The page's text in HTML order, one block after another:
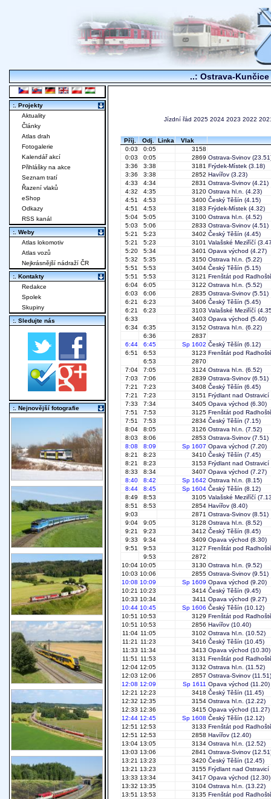
..: Ostrava-
Jízdní řád 2025 2024 2023 2022
Příj. Odj. Linka
Vlak
0:03
0:05
3158
0:03
0:05 2869 Ostrava-Svinov
3:36
3:38 3181 Frýdek-Místek (3.18)
3:36
3:38 2852 Havířov (3.23)
4:33
4:34 2831 Ostrava-Svinov (4.21)
4:32
4:35 3120 Ostrava hl.n. (4.23)
4:51
4:53 3400 Český Těšín (4.15)
4:51
4:53 3183 Frýdek-Místek (4.32)
5:04
5:05 3100 Ostrava hl.n. (4.52)
5:03
5:06 2833 Ostrava-Svinov (4.51)
5:21
5:23 3402 Český Těšín (4.45)
5:21
5:23 3101 Valašské Meziříčí
5:20
5:34 3401 Opava východ (4.27)
5:32
5:35 3150 Ostrava hl.n. (5.22)
5:51
5:53 3404 Český Těšín (5.15)
5:51
5:53 3121 Frenštát pod
6:04
6:05 3122 Ostrava hl.n. (5.52)
6:03
6:06 2835 Ostrava-Svinov (5.51)
6:21
6:23 3406 Český Těšín (5.45)
6:21
6:23 3103 Valašské Meziříčí
6:33
3403 Opava východ (5.40)
6:34
6:35 3152 Ostrava hl.n. (6.22)
6:36
2837
6:44
6:45 Sp 1602 Český Těšín (6.12)
6:51
6:53 3123 Frenštát pod
6:53
2870
7:04
7:05 3124 Ostrava hl.n. (6.52)
7:03
7:06 2839 Ostrava-Svinov (6.51)
7:21
7:23 3408 Český Těšín (6.45)
7:21
7:23 3151 Frýdlant nad Ostravicí
7:33
7:34 3405 Opava východ (6.30)
7:51
7:53 3125 Frenštát pod
7:51
7:53 2834 Český Těšín (7.15)
8:04
8:05 3126 Ostrava hl.n. (7.52)
8:03
8:06 2853 Ostrava-Svinov (7.51)
8:08
8:09 Sp 1607 Opava východ (7.20)
8:21
8:23 3410 Český Těšín (7.45)
8:21
8:23 3153 Frýdlant nad Ostravicí
8:33
8:34 3407 Opava východ (7.27)
8:40
8:42 Sp 1642 Ostrava hl.n. (8.15)
8:44
8:45 Sp 1604 Český Těšín (8.12)
8:49
8:53 3105 Valašské Meziříčí
8:51
8:53 2854 Havířov (8.40)
9:03
2871 Ostrava-Svinov (8.51)
9:04
9:05 3128 Ostrava hl.n. (8.52)
9:21
9:23 3412 Český Těšín (8.45)
9:33
9:34 3409 Opava východ (8.30)
9:51
9:53 3127 Frenštát pod
9:53
2872
10:04 10:05 3130 Ostrava hl.n. (9.52)
10:03 10:06 2855 Ostrava-Svinov (9.51)
10:08 10:09 Sp 1609 Opava východ (9.20)
10:21 10:23 3414 Český Těšín (9.45)
10:33 10:34 3411 Opava východ (9.27)
10:44 10:45 Sp 1606 Český Těšín (10.12)
10:51 10:53 3129 Frenštát pod
10:51 10:53 2856 Havířov (10.40)
11:04 11:05 3102 Ostrava hl.n. (10.52)
11:21 11:23 3416 Český Těšín (10.45)
11:33 11:34 3413 Opava východ (10.30)
11:51 11:53 3131 Frenštát pod
12:04 12:05 3132 Ostrava hl.n. (11.52)
12:03 12:06 2857 Ostrava-Svinov (11.51)
12:08 12:09 Sp 1611 Opava východ (11.20)
12:21 12:23 3418 Český Těšín (11.45)
12:32 12:35 3154 Ostrava hl.n. (12.22)
12:33 12:36 3415 Opava východ (11.27)
12:44 12:45 Sp 1608 Český Těšín (12.12)
12:51 12:53 3133 Frenštát pod
12:51 12:53 2858 Havířov (12.40)
13:04 13:05 3134 Ostrava hl.n. (12.52)
13:03 13:06 2841 Ostrava-Svinov
13:21 13:23 3420 Český Těšín (12.45)
13:21 13:23 3155 Frýdlant nad Ostravicí
13:33 13:34 3417 Opava východ (12.30)
13:32 13:35 3104 Ostrava hl.n. (13.22)
13:51 13:53 3135 Frenštát pod
:. Projekty
Aktuality
Články
Atlas drah
Fotogalerie
Kalendář akcí
Přihlášky na akce
Seznam tratí
Řazení vlaků
eShop
Odkazy
RSS kanál
:. Weby
Atlas lokomotiv
Atlas vozů
Nejkrásnější nádraží ČR
:. Kontakty
Redakce
Spolek
Skupiny
:. Sledujte nás
:. Nejnovější fotografie